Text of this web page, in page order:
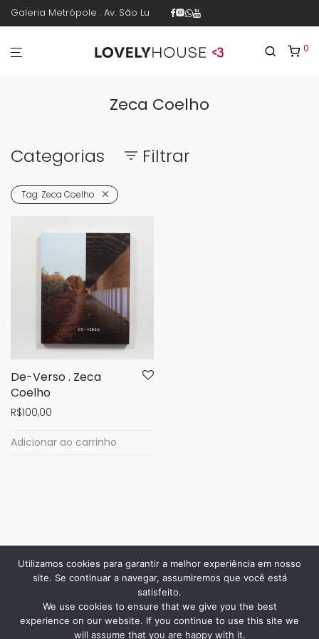
Galeria Metrópole . Av. São Luís 187 . sala 30 . 1º piso . República .
0
Zeca Coelho
Categorias Filtrar
Tag: Zeca Coelho
De-Verso . Zeca
Coelho
R$100,00
Adicionar ao carrinho
Utilizamos cookies para garantir a melhor experiência em nosso
site. Se continuar a navegar, assumiremos que você está
satisfeito.
We use cookies to ensure that we give you the best
experience on our website. If you continue to use this site we
will assume that you are happy with it.